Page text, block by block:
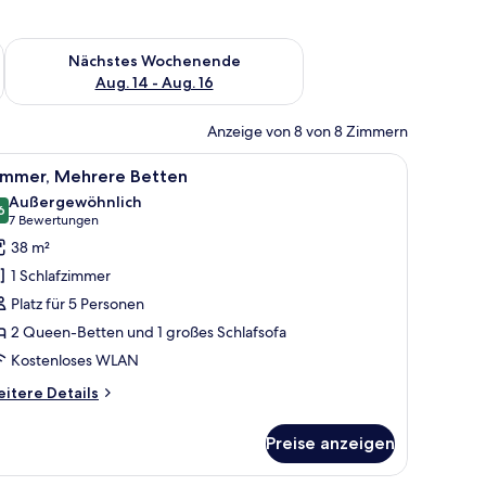
Aug. 7 - Aug. 9.
Nächstes Wochenende
Aug. 14 - Aug. 16
Überprüfe die Verfügbarkeit für nächstes Wochenende, Aug.
Anzeige von 8 von 8 Zimmern
Schreibtisch und einem Bild an der Wand.Ein Hotelzimmer mit zwei Betten, einem
6 Mehrere Betten
von 10
Außergewöhnlich
7 Bewertungen
(7
Bewertungen)
38 m²
1 Schlafzimmer
Platz für 5 Personen
2 Queen-Betten und 1 großes Schlafsofa
Kostenloses WLAN
Details
Preise anzeigen